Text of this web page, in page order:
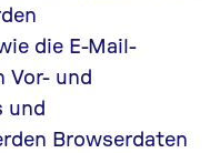
die E-Mail-
Vor- und
und
Browserdaten